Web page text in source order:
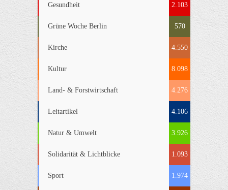
Gesundheit 2.103
Grüne Woche Berlin 570
Kirche 4.550
Kultur 8.098
Land- & Forstwirtschaft 4.276
Leitartikel 4.106
Natur & Umwelt 3.926
Solidarität & Lichtblicke 1.093
Sport 1.974